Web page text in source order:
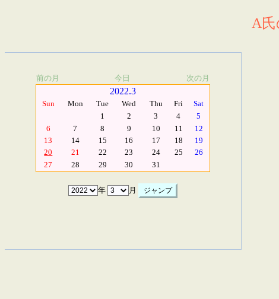
A
前の月 今日 次の月
2022.3
Sun Mon Tue Wed Thu Fri
Sat
1
2 3 4
5
6
7 8 9 10 11
12
13
14 15 16 17 18
19
20
21 22 23 24 25
26
27
28 29 30 31
年 月